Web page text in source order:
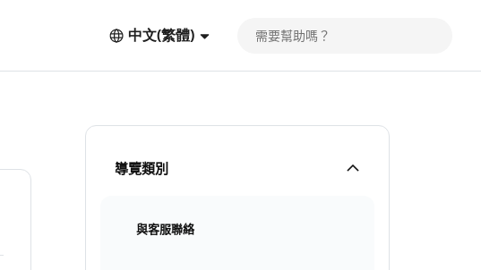
中文(繁體)
導覽類別
與客服聯絡